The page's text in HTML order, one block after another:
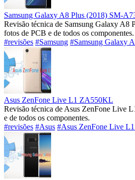
Samsung Galaxy A8 Plus (2018) SM-
Revisão técnica de Samsung Galaxy A8
fotos de PCB e de todos os componentes.
#revisões #Samsung #Samsung Galaxy
Asus ZenFone Live L1 ZA550KL
Revisão técnica de Asus ZenFone Live
e de todos os componentes.
#revisões #Asus #Asus ZenFone Live